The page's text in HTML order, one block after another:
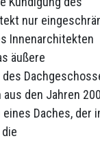
nur
Innenarchitekten
äußere
den Jahren
Daches, der